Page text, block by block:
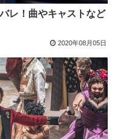
レ！曲やキャストなど
2020年08月05日